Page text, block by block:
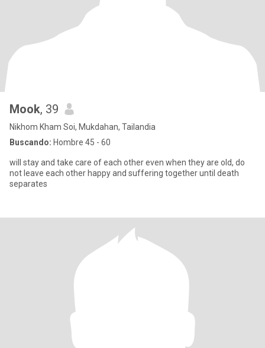
Mook, 39
Nikhom Kham Soi, Mukdahan, Tailandia
Buscando: Hombre 45 - 60
will stay and take care of each other even when they are old, do
not leave each other happy and suffering together until death
separates